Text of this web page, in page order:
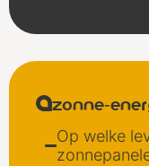
zonne-
Op welke